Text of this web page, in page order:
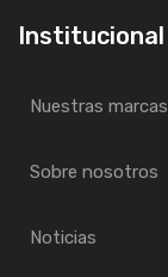
Institucional
Nuestras marcas
Sobre nosotros
Noticias